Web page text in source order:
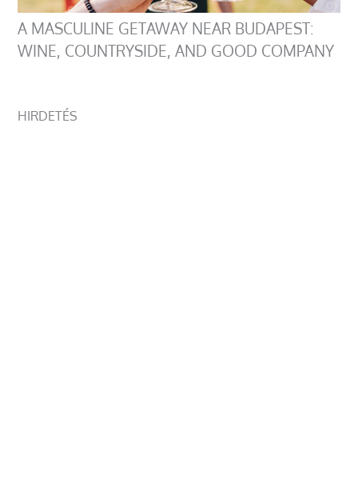
A MASCULINE GETAWAY NEAR BUDAPEST:
WINE, COUNTRYSIDE, AND GOOD COMPANY
HIRDETÉS